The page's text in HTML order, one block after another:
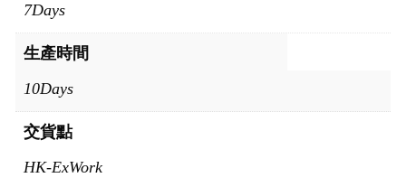
7Days
生產時間
10Days
交貨點
HK-ExWork